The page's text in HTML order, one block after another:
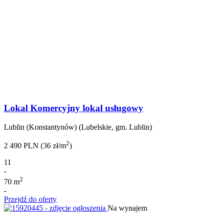
Lokal Komercyjny lokal usługowy
Lublin (Konstantynów) (Lubelskie, gm. Lublin)
2 490 PLN (36 zł/m2)
11
-
70 m2
-
Przejdź do oferty
Na wynajem